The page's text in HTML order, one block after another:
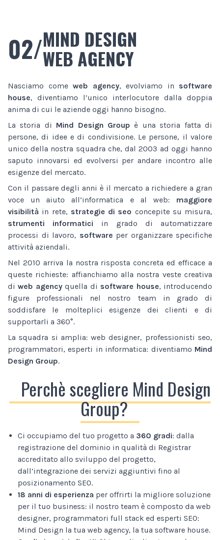
02/MIND DESIGN
WEB AGENCY
Nasciamo come web agency, evolviamo in software
house, diventiamo l’unico interlocutore dalla doppia
anima di cui le aziende oggi hanno bisogno.
La storia di Mind Design Group è una storia fatta di
persone, di idee e di condivisione. Le persone, il valore
unico della nostra squadra che, dal 2003 ad oggi hanno
saputo innovarsi ed evolversi per andare incontro alle
esigenze del mercato.
Con il passare degli anni è il mercato a richiedere a gran
voce un aiuto all’informatica e al web: maggiore
visibilità in rete, strategie di seo concepite su misura,
strumenti informatici in grado di automatizzare
processi di lavoro, software per organizzare specifiche
attività aziendali.
Nel 2010 arriva la nostra risposta concreta ed efficace a
queste richieste: affianchiamo alla nostra veste creativa
diweb agencyquella di software house, introducendo
figure professionali nel nostro team in grado di
soddisfare le molteplici esigenze dei clienti e di
supportarli a 360°.
La squadra si amplia: web designer, professionisti seo,
programmatori, esperti in informatica: diventiamo Mind
Design Group.
Perchè scegliere Mind Design
Group?
Ci occupiamo del tuo progetto a 360 gradi: dalla
registrazione del dominio in qualità di Registrar
accreditato allo sviluppo del progetto,
dall’integrazione dei servizi aggiuntivi fino al
posizionamento SEO.
18 anni di esperienza per offrirti la migliore soluzione
per il tuo business: il nostro team è composto da web
designer, programmatori full stack ed esperti SEO:
Mind Design la tua web agency, la tua software house.